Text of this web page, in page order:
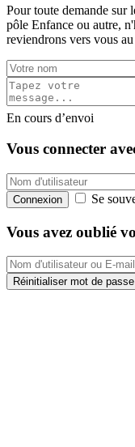
Pour toute demande sur
pôle Enfance ou autre,
reviendrons vers vous
En cours d’envoi
Vous connecter
Connexion Se
Vous avez oublié
Réinitialiser mot de passe